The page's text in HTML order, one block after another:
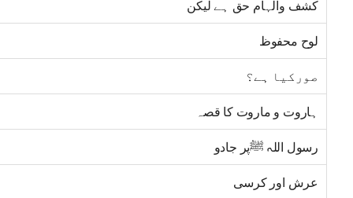
کشف والہام حق ہے لیکن
لوح محفوظ
صورکیا ہے؟
ہاروت و ماروت کا قصہ
رسول اللہ ﷺپر جادو
عرش اور کرسی